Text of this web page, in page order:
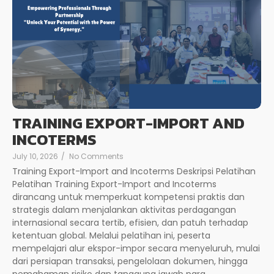
TRAINING EXPORT-IMPORT AND
INCOTERMS
July 10, 2026 / No Comments
Training Export-Import and Incoterms Deskripsi Pelatihan
Pelatihan Training Export-Import and Incoterms
dirancang untuk memperkuat kompetensi praktis dan
strategis dalam menjalankan aktivitas perdagangan
internasional secara tertib, efisien, dan patuh terhadap
ketentuan global. Melalui pelatihan ini, peserta
mempelajari alur ekspor-impor secara menyeluruh, mulai
dari persiapan transaksi, pengelolaan dokumen, hingga